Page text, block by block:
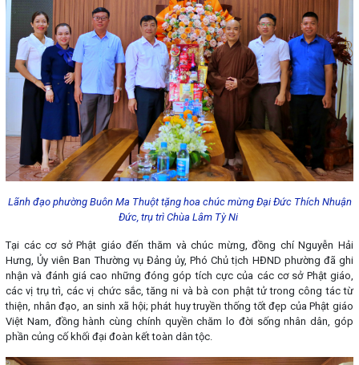
Lãnh đạo phường Buôn Ma Thuột tặng hoa chúc mừng Đại Đức Thích Nhuận
Đức, trụ trì Chùa Lâm Tỳ Ni
Tại các cơ sở Phật giáo đến thăm và chúc mừng, đồng chí Nguyễn Hải
Hưng, Ủy viên Ban Thường vụ Đảng ủy, Phó Chủ tịch HĐND phường đã ghi
nhận và đánh giá cao những đóng góp tích cực của các cơ sở Phật giáo,
các vị trụ trì, các vị chức sắc, tăng ni và bà con phật tử trong công tác từ
thiện, nhân đạo, an sinh xã hội; phát huy truyền thống tốt đẹp của Phật giáo
Việt Nam, đồng hành cùng chính quyền chăm lo đời sống nhân dân, góp
phần củng cố khối đại đoàn kết toàn dân tộc.